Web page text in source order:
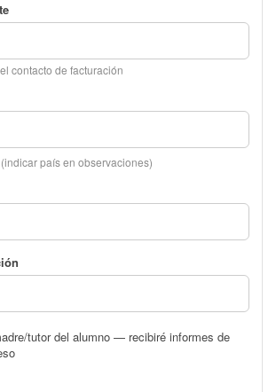
contacto de facturación
país en observaciones)
tutor del alumno — recibiré informes de